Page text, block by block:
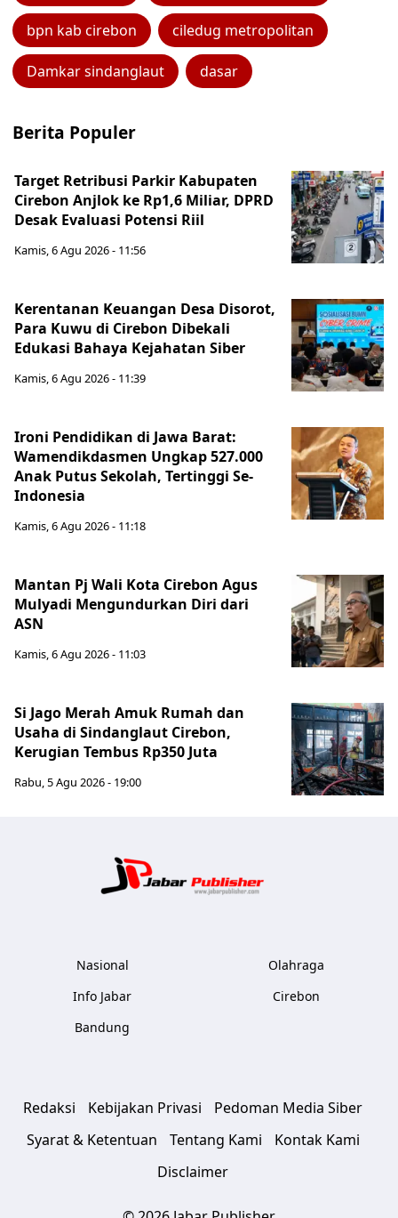
bpn kab cirebon ciledug metropolitan
Damkar sindanglaut dasar
Berita Populer
Target Retribusi Parkir Kabupaten
Cirebon Anjlok ke Rp1,6 Miliar, DPRD
Desak Evaluasi Potensi Riil
Kamis, 6 Agu 2026 - 11:56
Kerentanan Keuangan Desa Disorot,
Para Kuwu di Cirebon Dibekali
Edukasi Bahaya Kejahatan Siber
Kamis, 6 Agu 2026 - 11:39
Ironi Pendidikan di Jawa Barat:
Wamendikdasmen Ungkap 527.000
Anak Putus Sekolah, Tertinggi Se-
Indonesia
Kamis, 6 Agu 2026 - 11:18
Mantan Pj Wali Kota Cirebon Agus
Mulyadi Mengundurkan Diri dari
ASN
Kamis, 6 Agu 2026 - 11:03
Si Jago Merah Amuk Rumah dan
Usaha di Sindanglaut Cirebon,
Kerugian Tembus Rp350 Juta
Rabu, 5 Agu 2026 - 19:00
Nasional
Info Jabar
Bandung
Olahraga
Cirebon
Redaksi Kebijakan Privasi
Pedoman Media Siber
Syarat & Ketentuan
Tentang Kami
Kontak Kami
Disclaimer